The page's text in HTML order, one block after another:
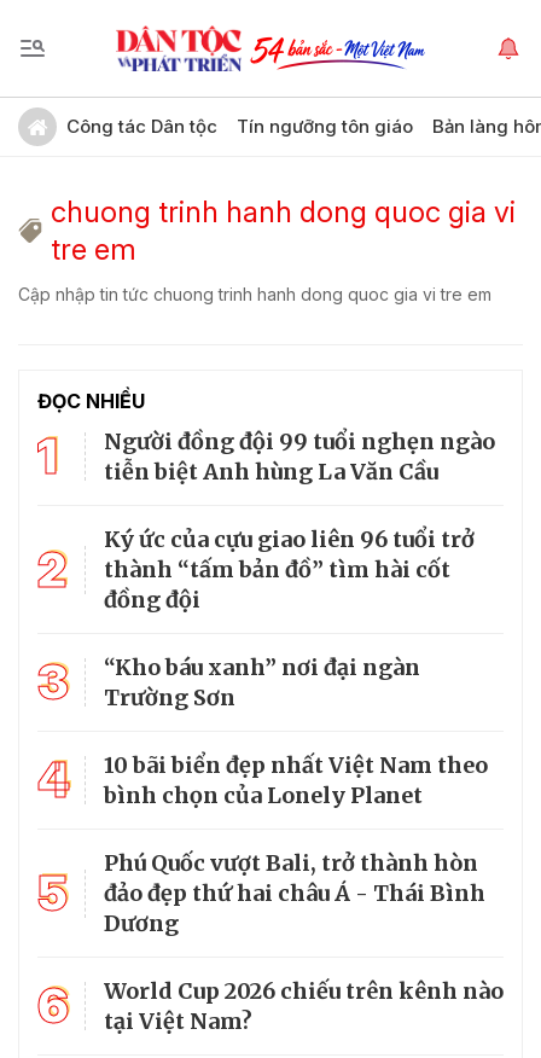
Công tác Dân tộc Tín ngưỡng tôn giáo Bản làng
chuong trinh hanh dong quoc gia vi
tre em
Cập nhập tin tức chuong trinh hanh dong quoc gia vi tre em
ĐỌC NHIỀU
1
Người đồng đội 99 tuổi nghẹn ngào
tiễn biệt Anh hùng La Văn Cầu
2
Ký ức của cựu giao liên 96 tuổi trở
thành “tấm bản đồ” tìm hài cốt
đồng đội
3
“Kho báu xanh” nơi đại ngàn
Trường Sơn
4
10 bãi biển đẹp nhất Việt Nam theo
bình chọn của Lonely Planet
5
Phú Quốc vượt Bali, trở thành hòn
đảo đẹp thứ hai châu Á - Thái Bình
Dương
6
World Cup 2026 chiếu trên kênh nào
tại Việt Nam?